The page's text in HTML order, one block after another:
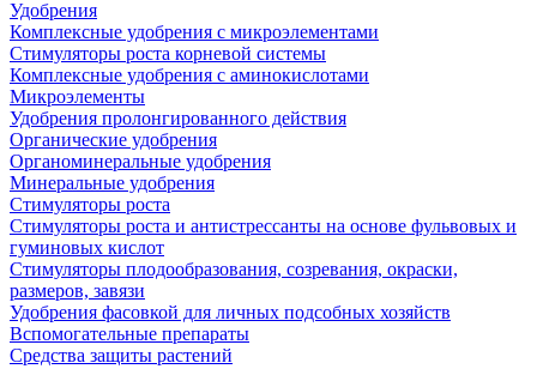
Удобрения
Комплексные удобрения с микроэлементами
Стимуляторы роста корневой системы
Комплексные удобрения с аминокислотами
Микроэлементы
Удобрения пролонгированного действия
Органические удобрения
Органоминеральные удобрения
Минеральные удобрения
Стимуляторы роста
Стимуляторы роста и антистрессанты на основе фульвовых и
гуминовых кислот
Стимуляторы плодообразования, созревания, окраски,
размеров, завязи
Удобрения фасовкой для личных подсобных хозяйств
Вспомогательные препараты
Средства защиты растений